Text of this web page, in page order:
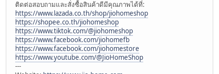
ติดต่อสอบถามและสั่งซื้อสินค้าดีมีคุณภาพได้ที่:
https://www.lazada.co.th/shop/jiohomeshop
https://shopee.co.th/jiohomeshop
https://www.tiktok.com/@jiohomeshop
https://www.facebook.com/jiohomefb
https://www.facebook.com/jiohomestore
https://www.youtube.com/@JioHomeShop
---